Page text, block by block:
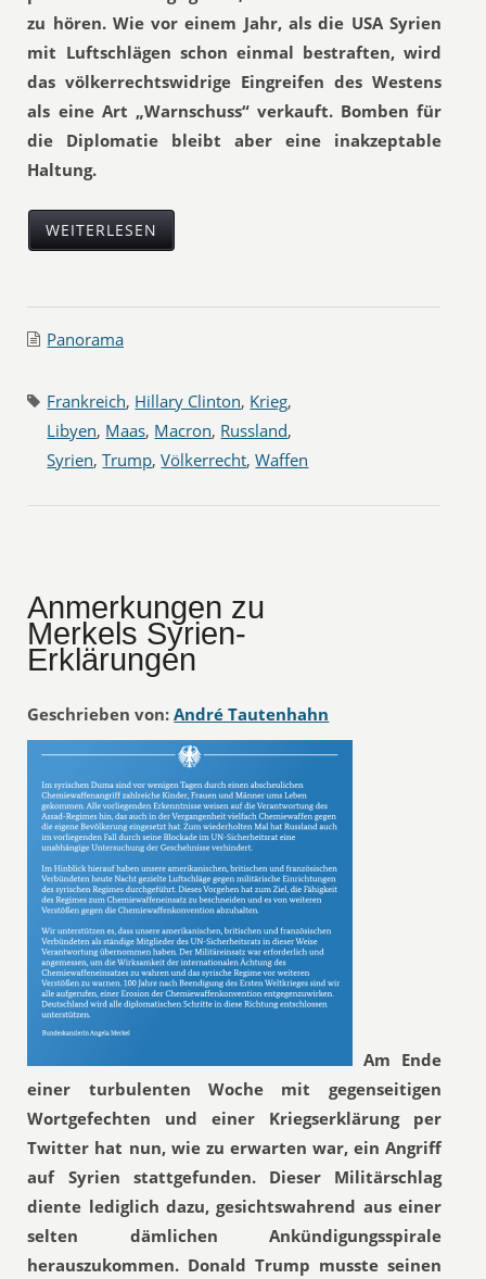
zu hören. Wie vor einem Jahr, als die USA Syrien
mit Luftschlägen schon einmal bestraften, wird
das völkerrechtswidrige Eingreifen des Westens
als eine Art „Warnschuss“ verkauft. Bomben für
die Diplomatie bleibt aber eine inakzeptable
Haltung.
WEITERLESEN
Panorama
Frankreich, Hillary Clinton, Krieg,
Libyen, Maas, Macron, Russland,
Syrien,Trump,Völkerrecht,Waffen
Anmerkungen zu
Merkels Syrien-
Erklärungen
Geschrieben von: André Tautenhahn
Am Ende
einer turbulenten Woche mit gegenseitigen
Wortgefechten und einer Kriegserklärung per
Twitter hat nun, wie zu erwarten war, ein Angriff
auf Syrien stattgefunden. Dieser Militärschlag
diente lediglich dazu, gesichtswahrend aus einer
selten dämlichen Ankündigungsspirale
herauszukommen. Donald Trump musste seinen